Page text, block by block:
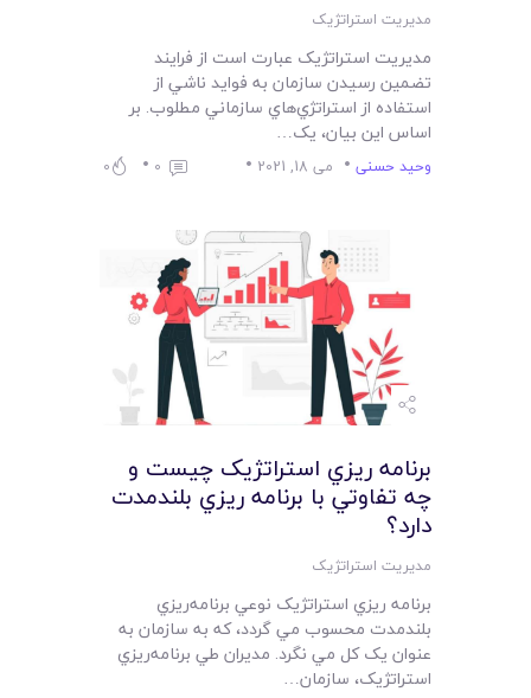
مدیریت استراتژیک
مديريت استراتژيک عبارت است از فرايند
تضمين رسيدن سازمان به فوايد ناشي از
استفاده از استراتژي‌هاي سازماني مطلوب. بر
اساس اين بيان، يک…
وحید حسنی می 18, 2021 0
0
برنامه ريزي استراتژيک چيست و
چه تفاوتي با برنامه ريزي بلندمدت
دارد؟
مدیریت استراتژیک
برنامه ريزي استراتژيک نوعي برنامه‌ريزي
بلندمدت محسوب مي گردد، که به سازمان به
عنوان يک کل مي نگرد. مديران طي برنامه‌ريزي
استراتژيک، سازمان…